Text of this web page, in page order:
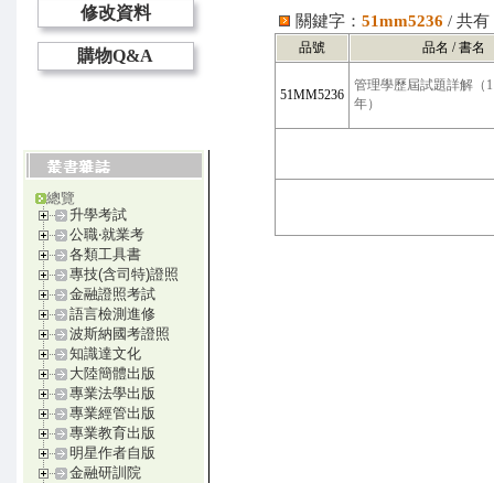
修改資料
購物Q&A
總覽
升學考試
公職‧就業考
各類工具書
專技(含司特)證照
金融證照考試
語言檢測進修
波斯納國考證照
知識達文化
大陸簡體出版
專業法學出版
專業經管出版
專業教育出版
明星作者自版
金融研訓院
關鍵字： 51mm5236 / 共有
品號 品名 / 書名
51MM5236
管理學歷屆試題詳解（
年）